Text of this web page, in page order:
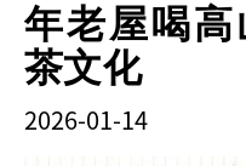
年老屋喝
茶文化
2026-01-14